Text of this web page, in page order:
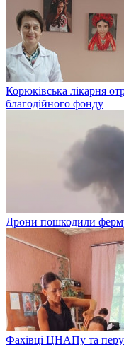
Корюківська лікарня
благодійного фонду
Дрони пошкодили
Фахівці ЦНАПу та